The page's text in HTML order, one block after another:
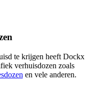
te krijgen heeft Dockx
verhuisdozen zoals
en vele anderen.